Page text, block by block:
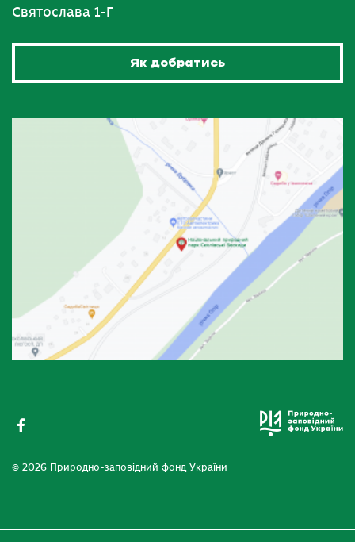
Святослава 1-Г
Як добратись
© 2026 Природно-заповідний фонд України